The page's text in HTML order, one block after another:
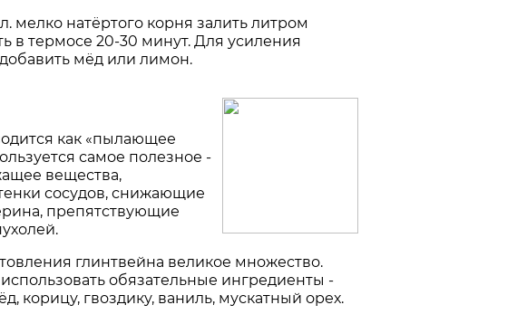
л. мелко натёртого корня залить литром
в термосе 20-30 минут. Для усиления
мёд или лимон.
как «пылающее
самое полезное -
вещества,
сосудов, снижающие
препятствующие
глинтвейна великое множест­во.
обязательные ингредиенты -
корицу, гвоздику, ваниль, мускатный орех.